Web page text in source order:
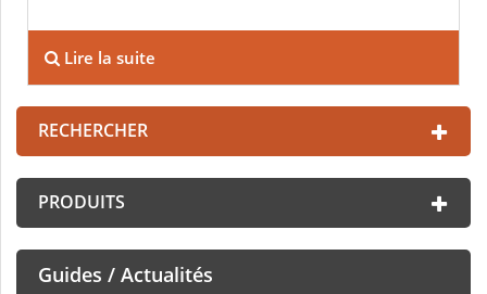
Lire la suite
RECHERCHER
PRODUITS
Guides / Actualités